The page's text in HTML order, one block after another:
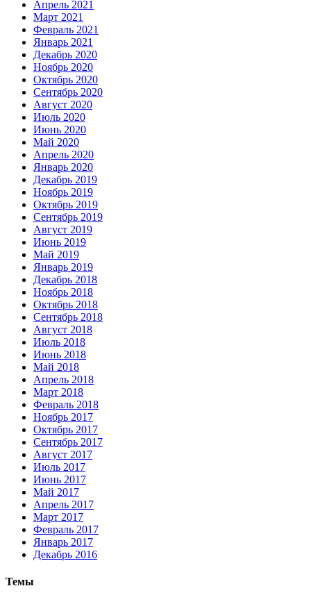
Апрель 2021
Март 2021
Февраль 2021
Январь 2021
Декабрь 2020
Ноябрь 2020
Октябрь 2020
Сентябрь 2020
Август 2020
Июль 2020
Июнь 2020
Май 2020
Апрель 2020
Январь 2020
Декабрь 2019
Ноябрь 2019
Октябрь 2019
Сентябрь 2019
Август 2019
Июнь 2019
Май 2019
Январь 2019
Декабрь 2018
Ноябрь 2018
Октябрь 2018
Сентябрь 2018
Август 2018
Июль 2018
Июнь 2018
Май 2018
Апрель 2018
Март 2018
Февраль 2018
Ноябрь 2017
Октябрь 2017
Сентябрь 2017
Август 2017
Июль 2017
Июнь 2017
Май 2017
Апрель 2017
Март 2017
Февраль 2017
Январь 2017
Декабрь 2016
Темы